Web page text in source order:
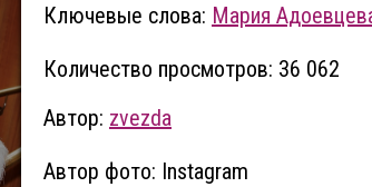
Ключевые слова: Мария
Количество просмотров: 36 062
Автор: zvezda
Автор фото: Instagram